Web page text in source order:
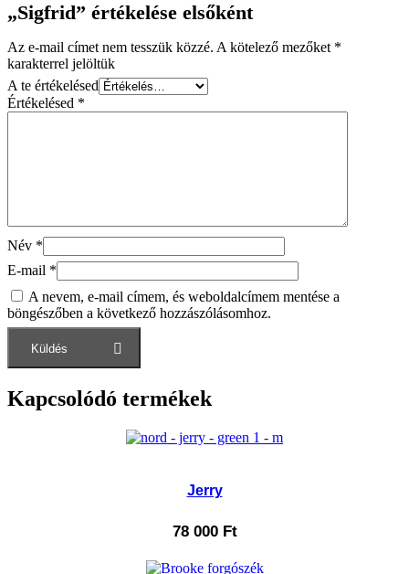
„Sigfrid” értékelése elsőként
Az e-mail címet nem tesszük közzé. A kötelező mezőket *
karakterrel jelöltük
A te értékelésed
Értékelésed *
Név *
E-mail *
A nevem, e-mail címem, és weboldalcímem mentése a
böngészőben a következő hozzászólásomhoz.
Kapcsolódó termékek
Jerry
78 000 Ft